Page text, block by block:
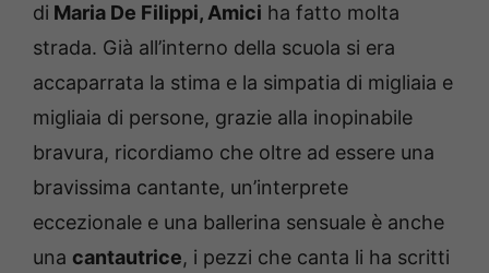
di Maria De Filippi, Amici ha fatto molta
strada. Già all’interno della scuola si era
accaparrata la stima e la simpatia di migliaia e
migliaia di persone, grazie alla inopinabile
bravura, ricordiamo che oltre ad essere una
bravissima cantante, un’interprete
eccezionale e una ballerina sensuale è anche
una cantautrice, i pezzi che canta li ha scritti